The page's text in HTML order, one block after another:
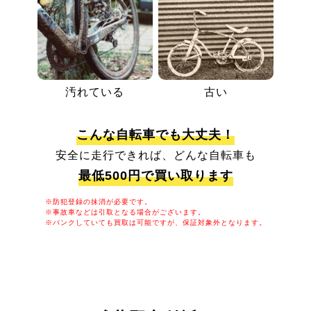
汚れている 古い
こんな自転車でも大丈夫！
安全に走行できれば、どんな自転車も
最低500円で買い取ります
※防犯登録の抹消が必要です。
※事故車などは引取となる場合がございます。
※パンクしていても買取は可能ですが、保証対象外となります。